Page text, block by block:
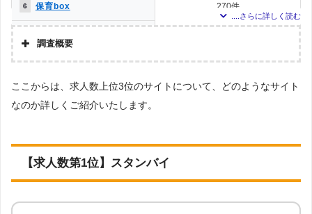
6 保育box 270件
8 ほいてんサーチ 205件
9 保育士ワーカー 154件
12 グッピー 86件
調査概要
調査の企画・集計
株式会社アドバンスフロー
ト・求人サイトを対象としています。（※一部対象地域の求人取り扱いがない
ここからは、求人数上位3位のサイトについて、どのようなサイト
なのか詳しくご紹介いたします。
【求人数第1位】スタンバイ